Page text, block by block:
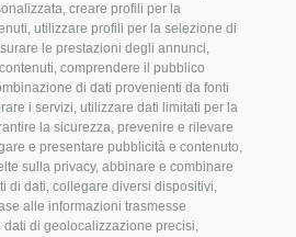
creare profili per la
utilizzare profili per la selezione di
le prestazioni degli annunci,
comprendere il pubblico
di dati provenienti da fonti
i servizi, utilizzare dati limitati per la
la sicurezza, prevenire e rilevare
e presentare pubblicità e contenuto,
sulla privacy, abbinare e combinare
di dati, collegare diversi dispositivi,
alle informazioni trasmesse
di geolocalizzazione precisi,
Inox
B2B di Bulloneria,
in Acciaio Inossidabile.
Impianti Fotovoltaici.